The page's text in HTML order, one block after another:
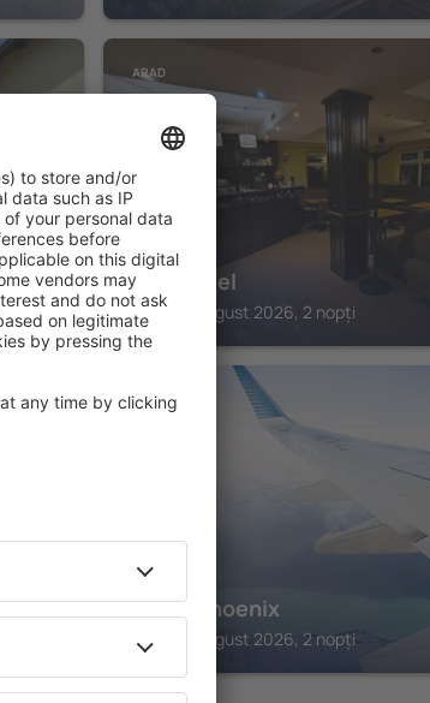
ARAD
SEP Hotel
Arad, 14 august 2026, 2 nopți
ARAD
Hotel Phoenix
Arad, 14 august 2026, 2 nopți